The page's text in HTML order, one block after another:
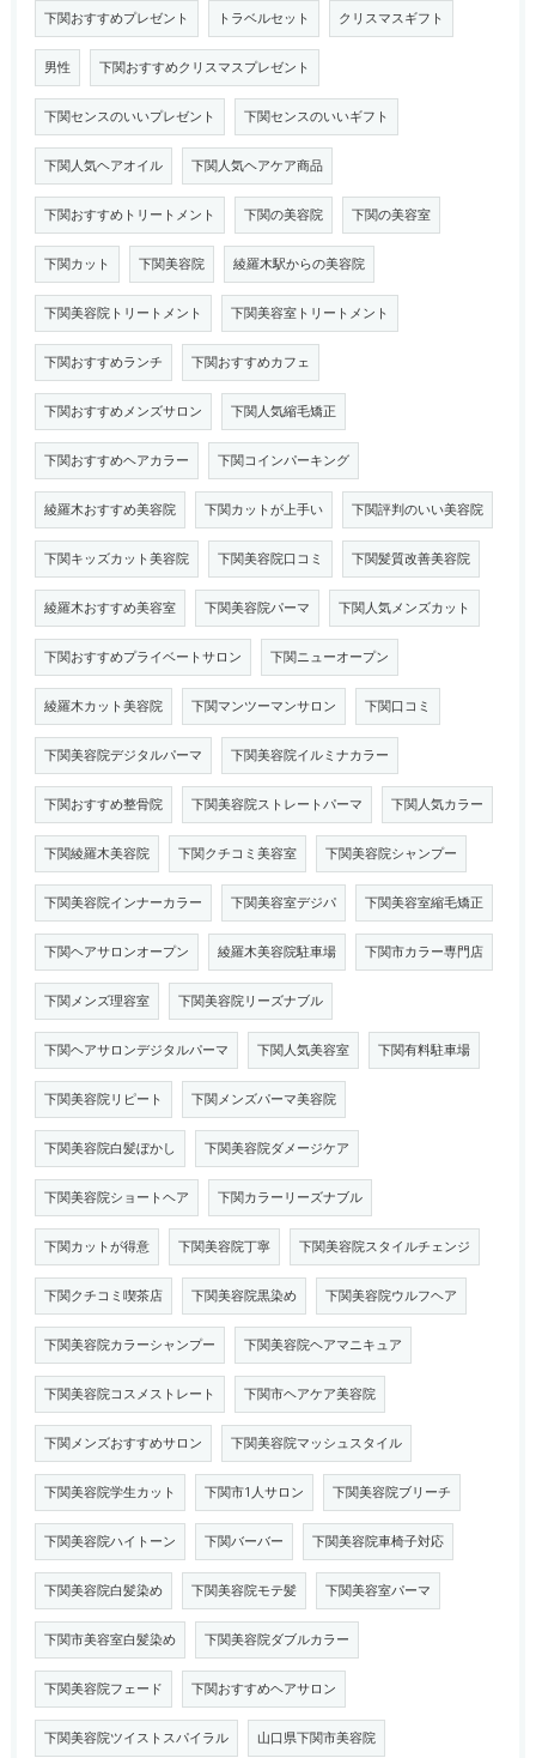
下関おすすめプレゼント トラベルセット クリスマスギフト
男性 下関おすすめクリスマスプレゼント
下関センスのいいプレゼント 下関センスのいいギフト
下関人気ヘアオイル 下関人気ヘアケア商品
下関おすすめトリートメント 下関の美容院 下関の美容室
下関カット 下関美容院 綾羅木駅からの美容院
下関美容院トリートメント 下関美容室トリートメント
下関おすすめランチ 下関おすすめカフェ
下関おすすめメンズサロン 下関人気縮毛矯正
下関おすすめヘアカラー 下関コインパーキング
綾羅木おすすめ美容院 下関カットが上手い 下関評判のいい美容院
下関キッズカット美容院 下関美容院口コミ 下関髪質改善美容院
綾羅木おすすめ美容室 下関美容院パーマ 下関人気メンズカット
下関おすすめプライベートサロン 下関ニューオープン
綾羅木カット美容院 下関マンツーマンサロン 下関口コミ
下関美容院デジタルパーマ 下関美容院イルミナカラー
下関おすすめ整骨院 下関美容院ストレートパーマ 下関人気カラー
下関綾羅木美容院 下関クチコミ美容室 下関美容院シャンプー
下関美容院インナーカラー 下関美容室デジパ 下関美容室縮毛矯正
下関ヘアサロンオープン 綾羅木美容院駐車場 下関市カラー専門店
下関メンズ理容室 下関美容院リーズナブル
下関ヘアサロンデジタルパーマ 下関人気美容室 下関有料駐車場
下関美容院リピート 下関メンズパーマ美容院
下関美容院白髪ぼかし 下関美容院ダメージケア
下関美容院ショートヘア 下関カラーリーズナブル
下関カットが得意 下関美容院丁寧 下関美容院スタイルチェンジ
下関クチコミ喫茶店 下関美容院黒染め 下関美容院ウルフヘア
下関美容院カラーシャンプー 下関美容院ヘアマニキュア
下関美容院コスメストレート 下関市ヘアケア美容院
下関メンズおすすめサロン 下関美容院マッシュスタイル
下関美容院学生カット 下関市1人サロン 下関美容院ブリーチ
下関美容院ハイトーン 下関バーバー 下関美容院車椅子対応
下関美容院白髪染め 下関美容院モテ髪 下関美容室パーマ
下関市美容室白髪染め 下関美容院ダブルカラー
下関美容院フェード 下関おすすめヘアサロン
下関美容院ツイストスパイラル 山口県下関市美容院